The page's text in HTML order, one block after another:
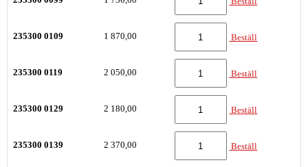
235300 0109 1 870,00 Beställ
235300 0119 2 050,00 Beställ
235300 0129 2 180,00 Beställ
235300 0139 2 370,00 Beställ